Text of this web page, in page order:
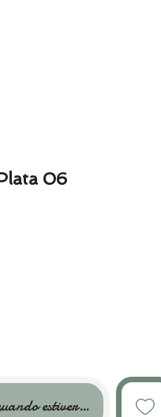
06
estiver disponível